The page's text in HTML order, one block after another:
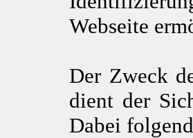
Webseite
Der Zweck
dient der
Dabei